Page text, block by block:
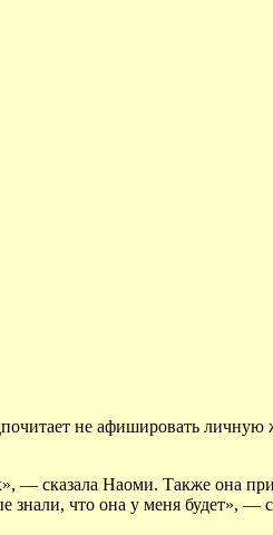
не афишировать личную
— сказала Наоми. Также она
знали, что она у меня будет»,